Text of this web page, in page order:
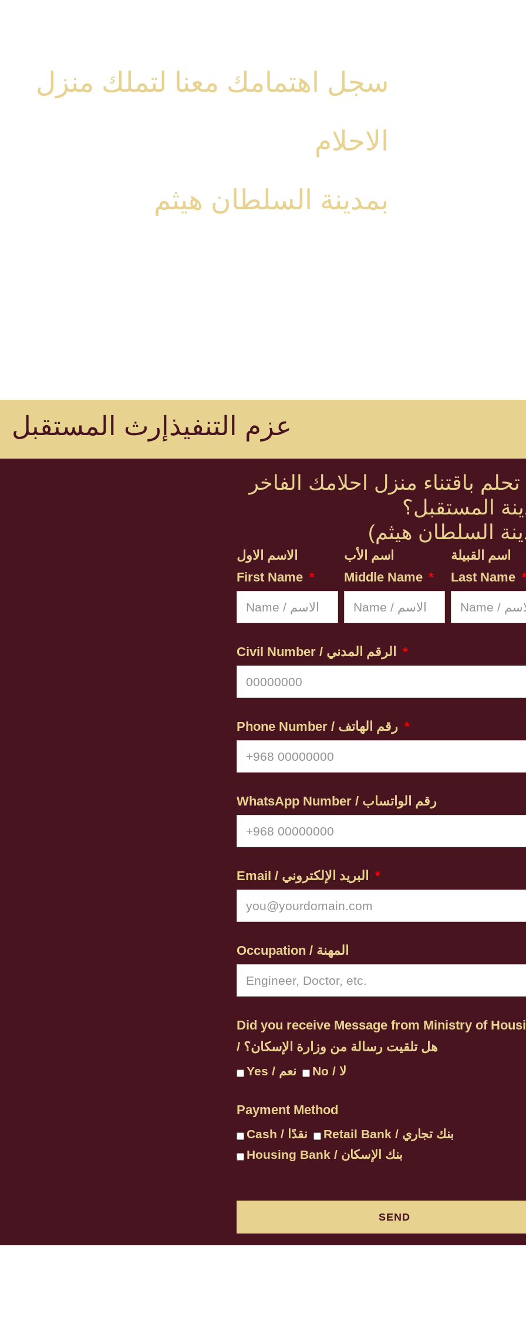
سجل اهتمامك معنا لتملك منزل
الاحلام
بمدينة السلطان هيثم
إرث المستقبل عزم التنفيذ
باقتناء منزل احلامك الفاخر
المستقبل؟
الاسم الاول
First Name
اسم الأب
Middle Name
اسم القبيلة
Last Name
WhatsApp Number / رقم الواتساب
Occupation / المهنة
Did you receive Message from Ministry of
/ هل تلقيت رسالة من وزارة الإسكان؟
Yes / نعم No / لا
Payment Method
Cash / نقدًا
Retail Bank / بنك تجاري
Housing Bank / بنك الإسكان
SEND